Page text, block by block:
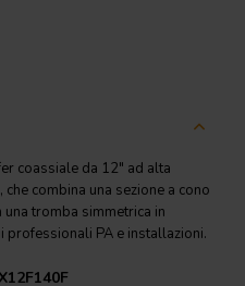
coassiale da 12" ad alta
combina una sezione a cono
tromba simmetrica in
PA e installazioni.